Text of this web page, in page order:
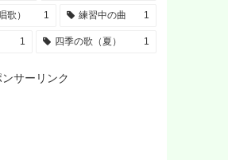
） 1 練習中の曲 1
1 四季の歌（夏） 1
ンサーリンク